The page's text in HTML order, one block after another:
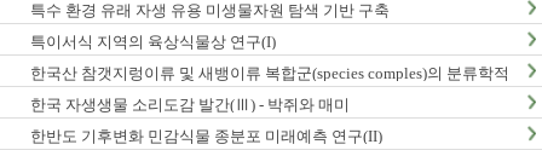
특수 환경 유래 자생 유용 미생물자원 탐색 기반 구축
특이서식 지역의 육상식물상 연구(I)
한국산 참갯지렁이류 및 새뱅이류 복합군(species comples)의 분류학적
연구
한국 자생생물 소리도감 발간(Ⅲ) - 박쥐와 매미
한반도 기후변화 민감식물 종분포 미래예측 연구(II)